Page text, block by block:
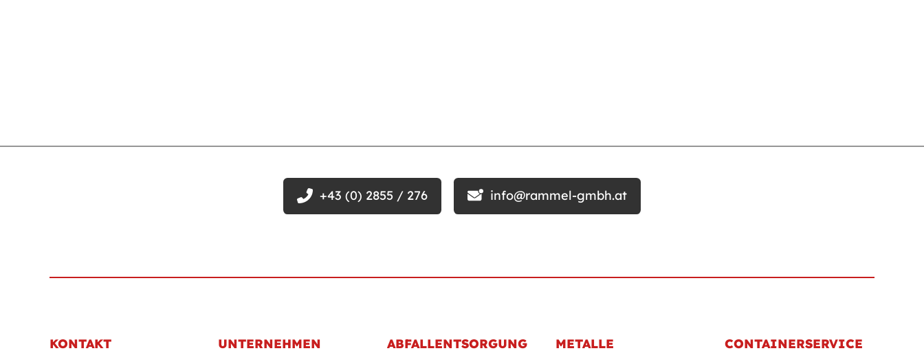
+43 (0) 2855 / 276 info@rammel-gmbh.at
KONTAKT
UNTERNEHMEN
ABFALL­ENTSORGUNG
METALLE
CONTAINERSERVICE